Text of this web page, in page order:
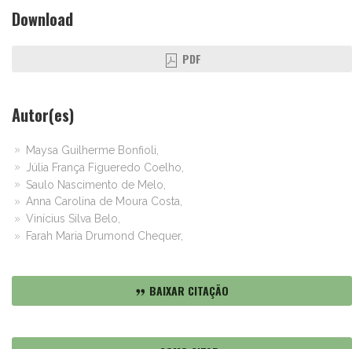
Download
PDF
Autor(es)
Maysa Guilherme Bonfioli,
Júlia França Figueredo Coelho,
Saulo Nascimento de Melo,
Anna Carolina de Moura Costa,
Vinícius Silva Belo,
Farah Maria Drumond Chequer,
BAIXAR CITAÇÃO